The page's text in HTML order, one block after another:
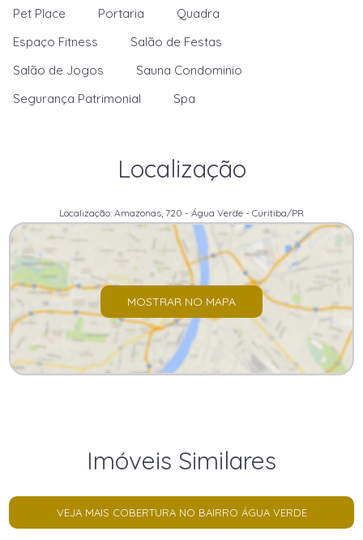
Pet Place
Portaria
Quadra
Espaço Fitness
Salão de Festas
Salão de Jogos
Sauna Condominio
Segurança Patrimonial
Spa
Localização
Localização: Amazonas, 720 - Água Verde - Curitiba/PR
MOSTRAR NO MAPA
Imóveis Similares
VEJA MAIS COBERTURA NO BAIRRO ÁGUA VERDE